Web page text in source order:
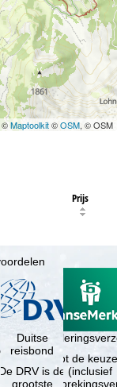
©Maptoolkit©OSM, © OSM
Prijs
Duitse
reisbond
De DRV is de
grootste
Je hebt de
(inclusief